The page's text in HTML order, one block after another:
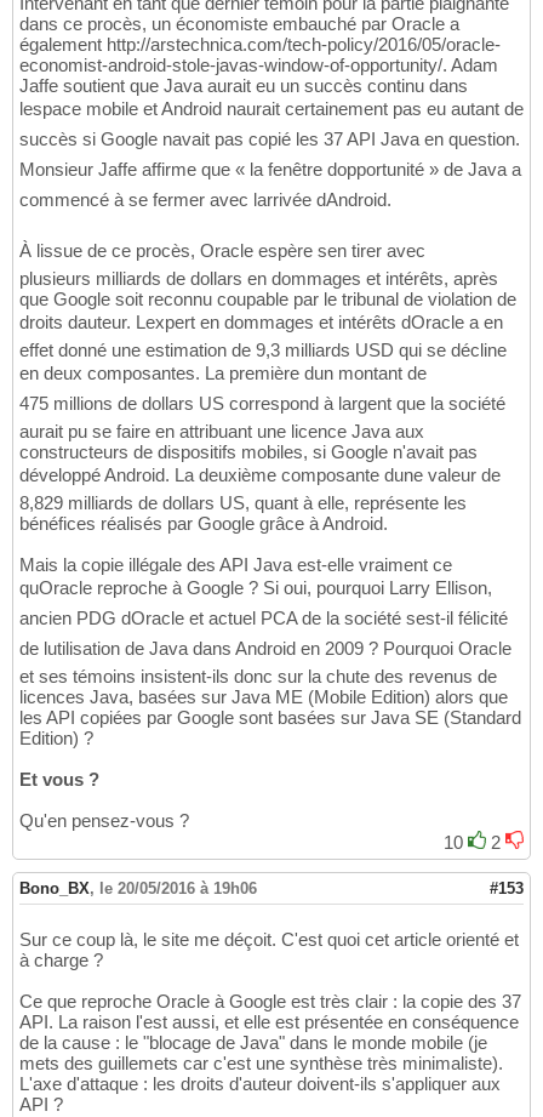
dans ce procès, un économiste embauché par Oracle a
également http://arstechnica.com/tech-policy/2016/05/oracle-
economist-android-stole-javas-window-of-opportunity/. Adam
Jaffe soutient que Java aurait eu un succès continu dans
lespace mobile et Android naurait certainement pas eu autant de
succès si Google navait pas copié les 37 API Java en question.
Monsieur Jaffe affirme que « la fenêtre dopportunité » de Java a
commencé à se fermer avec larrivée dAndroid.
À lissue de ce procès, Oracle espère sen tirer avec
plusieurs milliards de dollars en dommages et intérêts, après
que Google soit reconnu coupable par le tribunal de violation de
droits dauteur. Lexpert en dommages et intérêts dOracle a en
effet donné une estimation de 9,3 milliards USD qui se décline
en deux composantes. La première dun montant de
475 millions de dollars US correspond à largent que la société
aurait pu se faire en attribuant une licence Java aux
constructeurs de dispositifs mobiles, si Google n'avait pas
développé Android. La deuxième composante dune valeur de
8,829 milliards de dollars US, quant à elle, représente les
bénéfices réalisés par Google grâce à Android.
Mais la copie illégale des API Java est-elle vraiment ce
quOracle reproche à Google ? Si oui, pourquoi Larry Ellison,
ancien PDG dOracle et actuel PCA de la société sest-il félicité
de lutilisation de Java dans Android en 2009 ? Pourquoi Oracle
et ses témoins insistent-ils donc sur la chute des revenus de
licences Java, basées sur Java ME (Mobile Edition) alors que
les API copiées par Google sont basées sur Java SE (Standard
Edition) ?
Et vous ?
Qu'en pensez-vous ?
10
2
Bono_BX, le 20/05/2016 à 19h06 #153
Sur ce coup là, le site me déçoit. C'est quoi cet article orienté et
à charge ?
Ce que reproche Oracle à Google est très clair : la copie des 37
API. La raison l'est aussi, et elle est présentée en conséquence
de la cause : le "blocage de Java" dans le monde mobile (je
mets des guillemets car c'est une synthèse très minimaliste).
L'axe d'attaque : les droits d'auteur doivent-ils s'appliquer aux
API ?